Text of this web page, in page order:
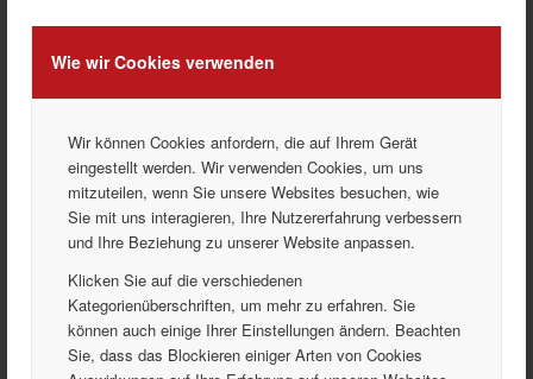
Wie wir Cookies verwenden
Wir können Cookies anfordern, die auf Ihrem Gerät
eingestellt werden. Wir verwenden Cookies, um uns
mitzuteilen, wenn Sie unsere Websites besuchen, wie
Sie mit uns interagieren, Ihre Nutzererfahrung verbessern
und Ihre Beziehung zu unserer Website anpassen.
Klicken Sie auf die verschiedenen
Kategorienüberschriften, um mehr zu erfahren. Sie
können auch einige Ihrer Einstellungen ändern. Beachten
Sie, dass das Blockieren einiger Arten von Cookies
Batterie:Leistungsfähigkeit der Fahrzeugbatterie wird
überprüft.
Allergikern gesundheitlich schaden. Auf Wunsch Tausch des
Pollenfilters (Aufpreis je nach Modell).
Fehlerspeicher:Auslesen des Fehlerspeichers, um weitere
Fehler und Mängel zu erkennen und teure Folgeschäden zu
vermeiden.
ÖFFNUNGSZEITEN
Verkauf: